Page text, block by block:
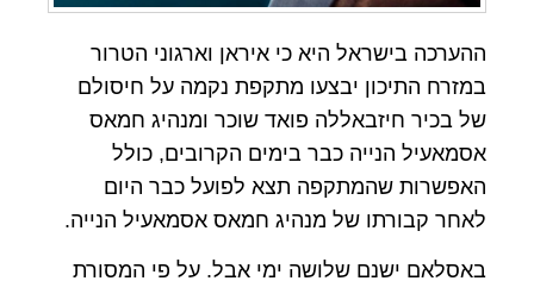
ההערכה בישראל היא כי איראן וארגוני הטרור
במזרח התיכון יבצעו מתקפת נקמה על חיסולם
של בכיר חיזבאללה פואד שוכר ומנהיג חמאס
אסמאעיל הנייה כבר בימים הקרובים, כולל
האפשרות שהמתקפה תצא לפועל כבר היום
לאחר קבורתו של מנהיג חמאס אסמאעיל הנייה.
באסלאם ישנם שלושה ימי אבל. על פי המסורת